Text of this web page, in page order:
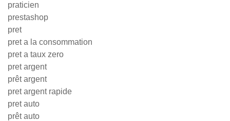
praticien
prestashop
pret
pret a la consommation
pret a taux zero
pret argent
prêt argent
pret argent rapide
pret auto
prêt auto